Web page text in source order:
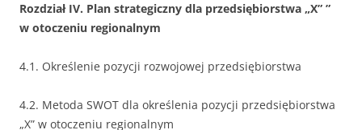
Rozdział IV. Plan strategiczny dla przedsiębiorstwa „X” ”
w otoczeniu regionalnym
4.1. Określenie pozycji rozwojowej przedsiębiorstwa
4.2. Metoda SWOT dla określenia pozycji przedsiębiorstwa
„X” w otoczeniu regionalnym